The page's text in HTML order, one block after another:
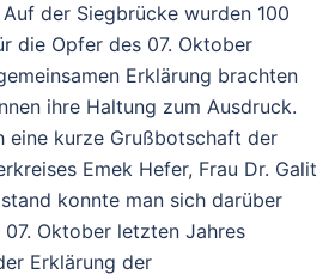
der Siegbrücke wurden 100
die Opfer des 07. Oktober
Erklärung brachten
ihre Haltung zum Ausdruck.
eine kurze Grußbotschaft der
Emek Hefer, Frau Dr. Galit
konnte man sich darüber
Oktober letzten Jahres
Erklärung der